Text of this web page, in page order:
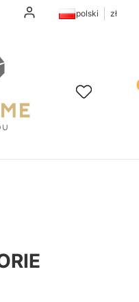
Zaloguj siępolski zł
Ulubione